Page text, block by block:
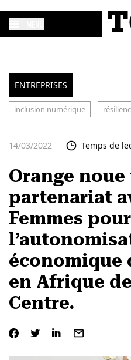
ENTREPRISES
inclusion numérique
14/03/2022 Temps de
Orange noue
partenariat
Femmes pour
économique
en Afrique
Centre.